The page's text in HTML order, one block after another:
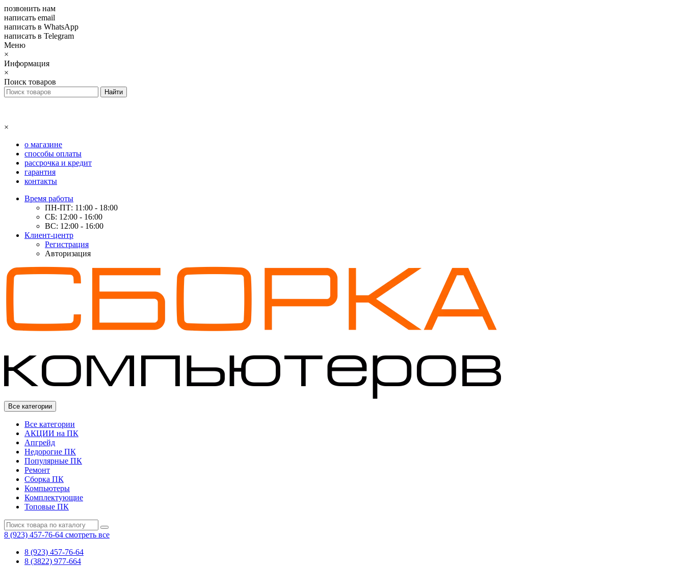
позвонить нам
написать email
написать в WhatsApp
написать в Telegram
Меню
×
Информация
×
Поиск товаров
×
о магазине
способы оплаты
рассрочка и кредит
гарантия
контакты
Время работы
ПН-ПТ: 11:00 - 18:00
СБ: 12:00 - 16:00
ВС: 12:00 - 16:00
Клиент-центр
Регистрация
Авторизация
Все категории
Все категории
АКЦИИ на ПК
Апгрейд
Недорогие ПК
Популярные ПК
Ремонт
Сборка ПК
Компьютеры
Комплектующие
Топовые ПК
8 (923) 457-76-64 смотреть все
8 (923) 457-76-64
8 (3822) 977-664